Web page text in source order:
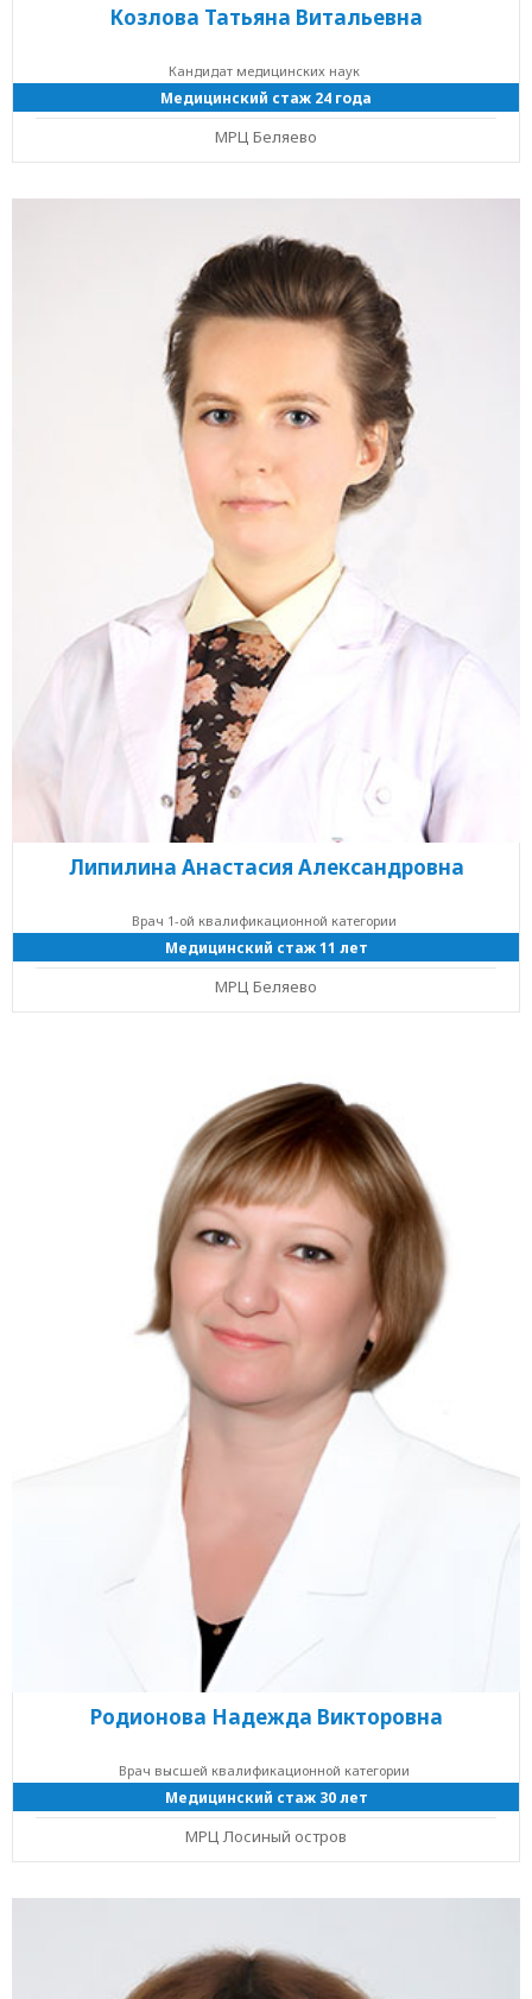
Козлова Татьяна Витальевна
Кандидат медицинских наук
Медицинский стаж 24 года
МРЦ Беляево
Липилина Анастасия Александровна
Врач 1-ой квалификационной категории
Медицинский стаж 11 лет
МРЦ Беляево
Родионова Надежда Викторовна
Врач высшей квалификационной категории
Медицинский стаж 30 лет
МРЦ Лосиный остров